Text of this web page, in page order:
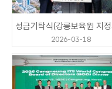
들음터 소개
공지사항
일별현황요약
2026-03-18